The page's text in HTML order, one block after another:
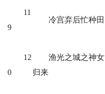
11
9
冷宫弃后忙种田
12
0
渔光之城之神女
归来